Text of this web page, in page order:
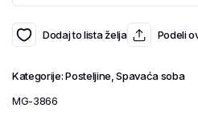
Dodaj to lista želja Podeli
Kategorije:Posteljine ,Spavaća soba
MG-3866